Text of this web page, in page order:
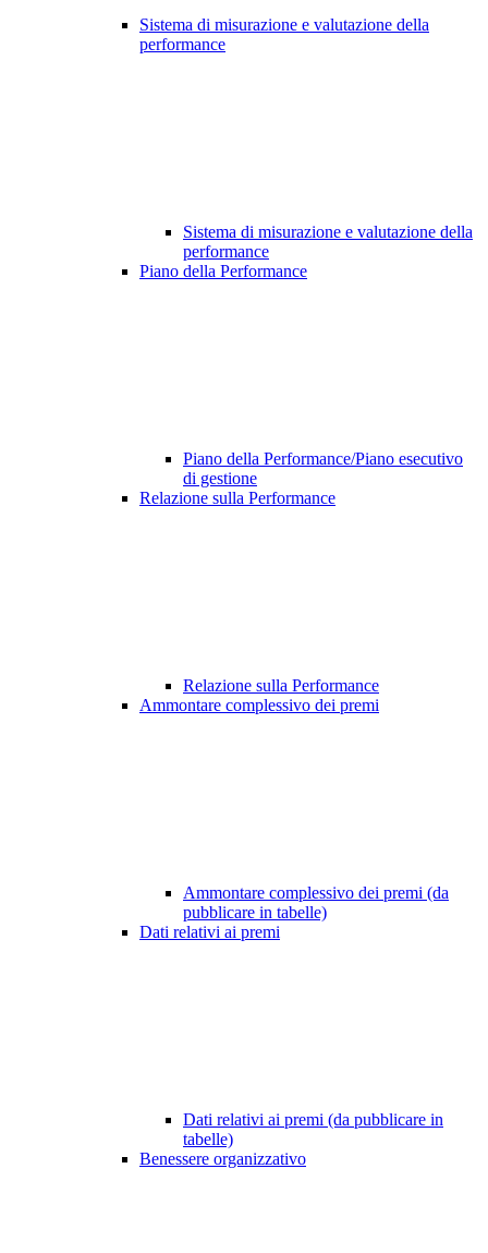
Sistema di misurazione e valutazione della
performance
Sistema di misurazione e valutazione della
performance
Piano della Performance
Piano della Performance/Piano esecutivo
di gestione
Relazione sulla Performance
Relazione sulla Performance
Ammontare complessivo dei premi
Ammontare complessivo dei premi (da
pubblicare in tabelle)
Dati relativi ai premi
Dati relativi ai premi (da pubblicare in
tabelle)
Benessere organizzativo